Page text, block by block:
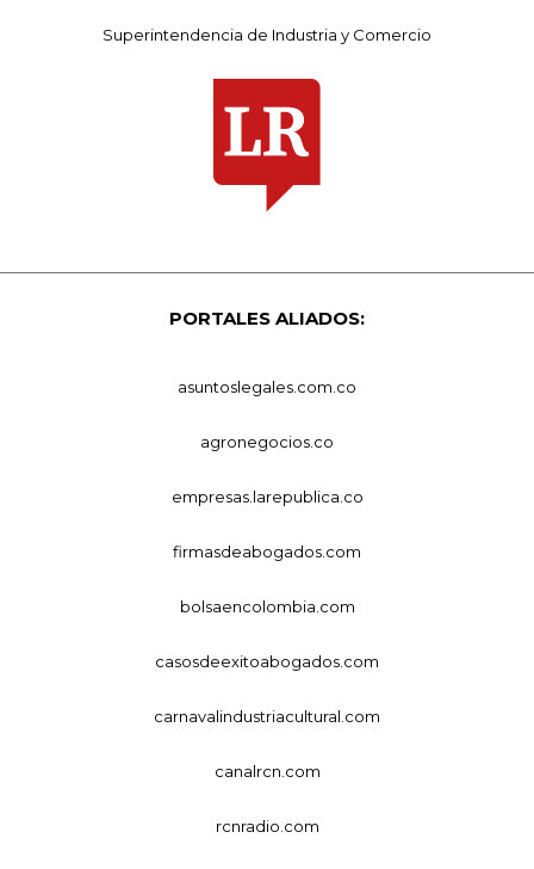
Superintendencia de Industria y Comercio
PORTALES ALIADOS:
asuntoslegales.com.co
agronegocios.co
empresas.larepublica.co
firmasdeabogados.com
bolsaencolombia.com
casosdeexitoabogados.com
carnavalindustriacultural.com
canalrcn.com
rcnradio.com